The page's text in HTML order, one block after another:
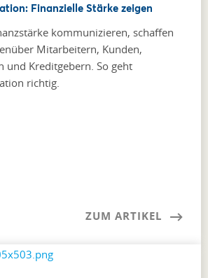
Finanzielle Stärke zeigen
kommunizieren, schaffen
Mitarbeitern, Kunden,
und Kreditgebern. So geht
richtig.
ZUM ARTIKEL